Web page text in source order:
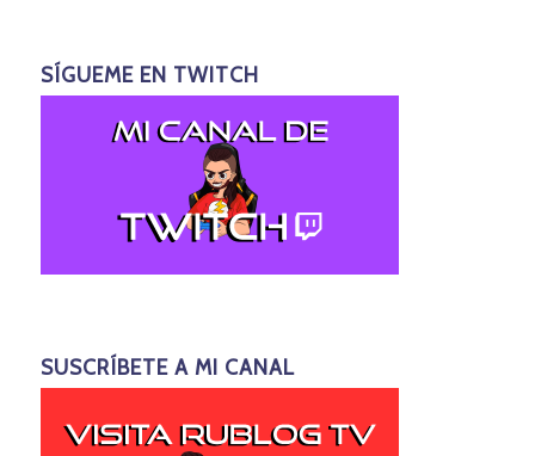
SÍGUEME EN TWITCH
SUSCRÍBETE A MI CANAL